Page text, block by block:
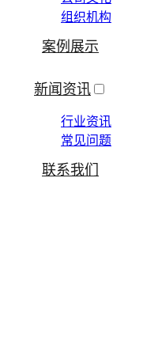
组织机构
案例展示
新闻资讯
行业资讯
常见问题
联系我们